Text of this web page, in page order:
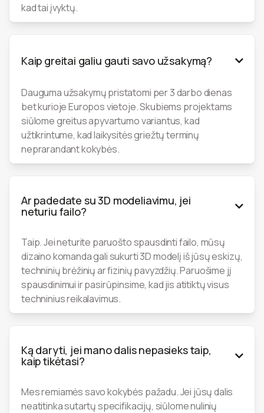
kad tai įvyktų.
Kaip greitai galiu gauti savo užsakymą? 
Dauguma užsakymų pristatomi per 3 darbo dienas
bet kurioje Europos vietoje. Skubiems projektams
siūlome greitus apyvartumo variantus, kad
užtikrintume, kad laikysitės griežtų terminų
neprarandant kokybės.
Ar padedate su 3D modeliavimu, jei
neturiu failo? 
Taip. Jei neturite paruošto spausdinti failo, mūsų
dizaino komanda gali sukurti 3D modelį iš jūsų eskizų,
techninių brėžinių ar fizinių pavyzdžių. Paruošime jį
spausdinimui ir pasirūpinsime, kad jis atitiktų visus
techninius reikalavimus.
Ką daryti, jei mano dalis nepasieks taip,
kaip tikėtasi? 
Mes remiamės savo kokybės pažadu. Jei jūsų dalis
neatitinka sutartų specifikacijų, siūlome nulinių